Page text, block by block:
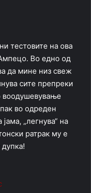
тестовите на ова
Во едно од
да мине низ свеж
сите препреки
воодушевување
во одреден
„легнува“ на
ратрак му е